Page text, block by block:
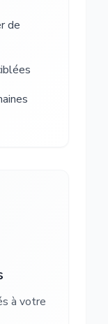
de
à votre